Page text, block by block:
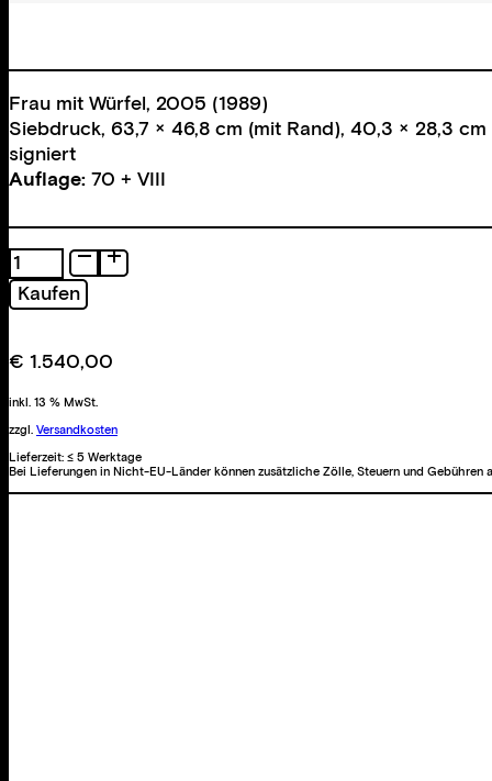
Frau mit Würfel, 2005 (1989)
Siebdruck, 63,7 × 46,8 cm (mit Rand), 40,3 × 28,3
signiert
Auflage: 70 + VIII
Frau
mit
Würfel
Kaufen
€ 1.540,00
inkl. 13 % MwSt.
zzgl. Versandkosten
Lieferzeit: ≤ 5 Werktage
Bei Lieferungen in Nicht-EU-Länder können zusätzliche Zölle, Steuern und Gebühren